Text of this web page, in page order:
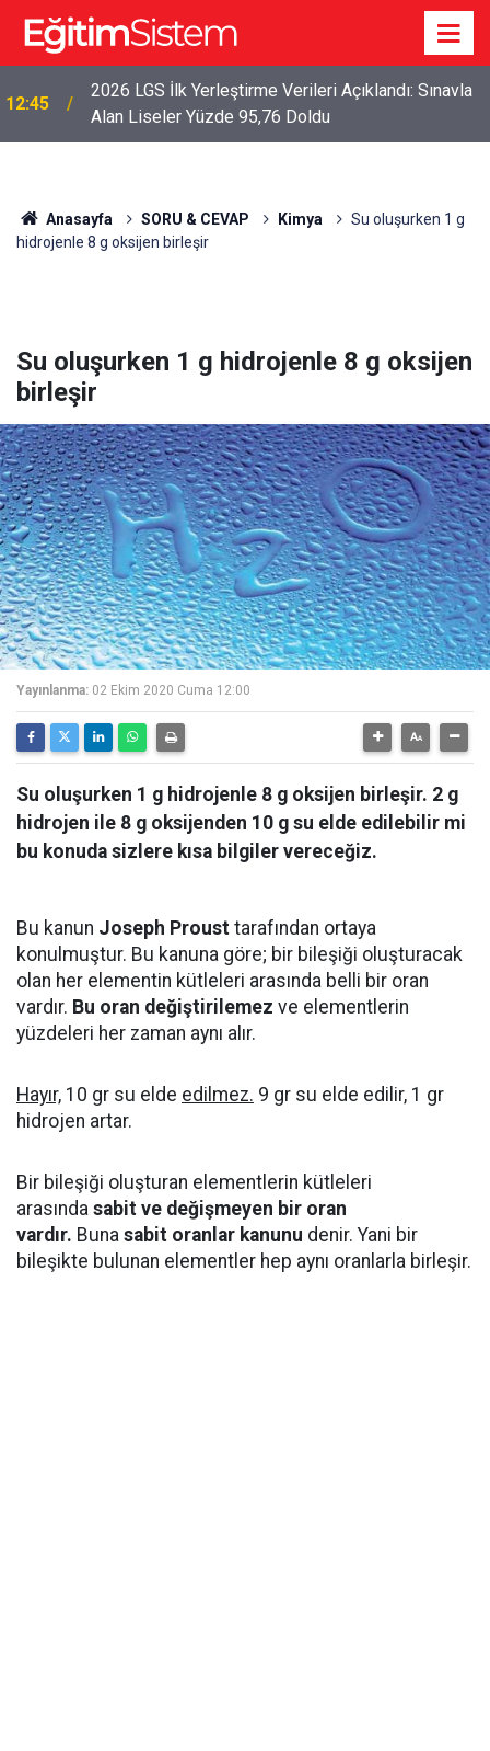
12:45
2026 LGS İlk Yerleştirme Verileri Açıklandı: Sınavla
Alan Liseler Yüzde 95,76 Doldu
Anasayfa SORU & CEVAP Kimya
Su oluşurken 1 g
hidrojenle 8 g oksijen birleşir
Su oluşurken 1 g hidrojenle 8 g oksijen
birleşir
Yayınlanma: 02 Ekim 2020 Cuma 12:00
Su oluşurken 1 g hidrojenle 8 g oksijen birleşir. 2 g
hidrojen ile 8 g oksijenden 10 g su elde edilebilir mi
bu konuda sizlere kısa bilgiler vereceğiz.
Bu kanun Joseph Proust tarafından ortaya
konulmuştur. Bu kanuna göre; bir bileşiği oluşturacak
olan her elementin kütleleri arasında belli bir oran
vardır. Bu oran değiştirilemez ve elementlerin
yüzdeleri her zaman aynı alır.
Hayır, 10 gr su elde edilmez. 9 gr su elde edilir, 1 gr
hidrojen artar.
Bir bileşiği oluşturan elementlerin kütleleri
arasında sabit ve değişmeyen bir oran
vardır. Buna sabit oranlar kanunu denir. Yani bir
bileşikte bulunan elementler hep aynı oranlarla birleşir.